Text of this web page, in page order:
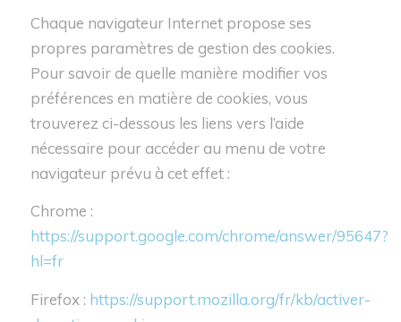
Chaque navigateur Internet propose ses
propres paramètres de gestion des cookies.
Pour savoir de quelle manière modifier vos
préférences en matière de cookies, vous
trouverez ci-dessous les liens vers l’aide
nécessaire pour accéder au menu de votre
navigateur prévu à cet effet :
Chrome :
https://support.google.com/chrome/answer/95647?
hl=fr
Firefox : https://support.mozilla.org/fr/kb/activer-